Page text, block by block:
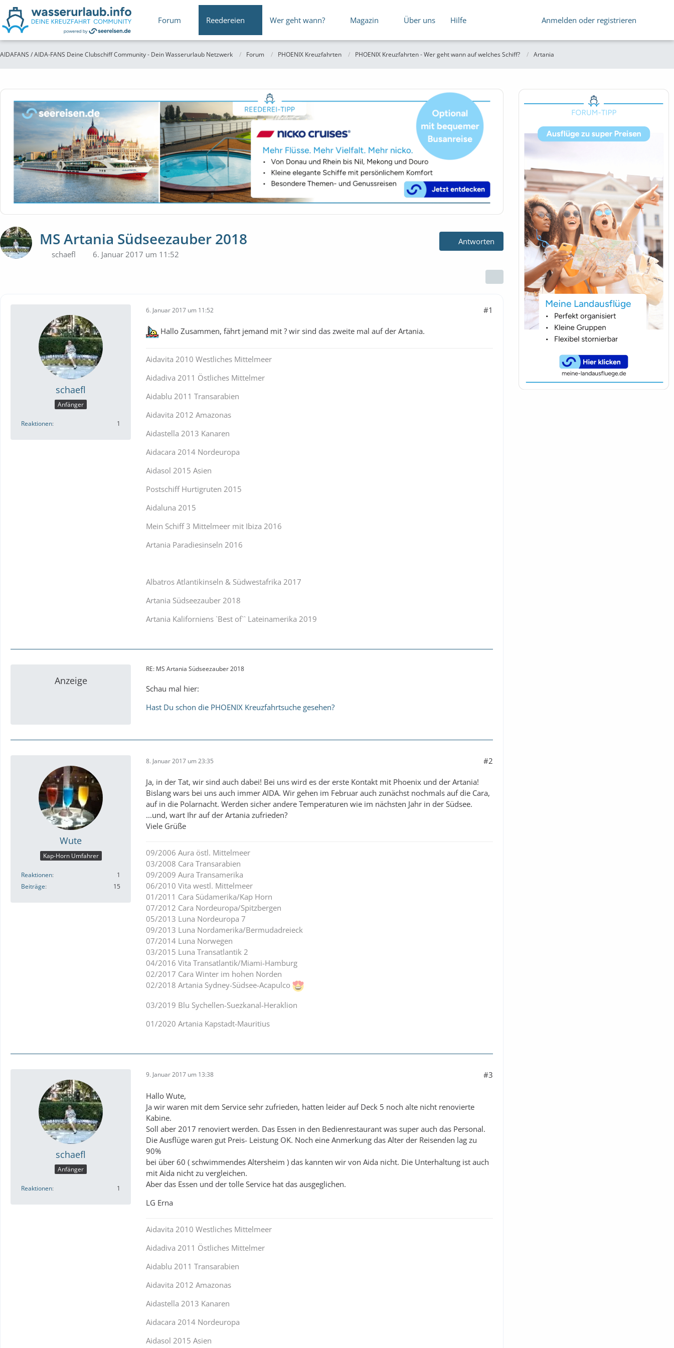
Forum Reedereien Wer geht wann? Magazin Über uns Hilfe Anmelden oder registrieren
AIDAFANS / AIDA-FANS Deine Clubschiff Community - Dein Wasserurlaub Netzwerk Forum PHOENIX Kreuzfahrten PHOENIX Kreuzfahrten - Wer geht wann auf welches Schiff? Artania
MS Artania Südseezauber 2018
schaefl 6. Januar 2017 um 11:52
Antworten
schaefl
Anfänger
Reaktionen 1
6. Januar 2017 um 11:52 #1
Hallo Zusammen, fährt jemand mit ? wir sind das zweite mal auf der Artania.
Aidavita 2010 Westliches Mittelmeer
Aidadiva 2011 Östliches Mittelmer
Aidablu 2011 Transarabien
Aidavita 2012 Amazonas
Aidastella 2013 Kanaren
Aidacara 2014 Nordeuropa
Aidasol 2015 Asien
Postschiff Hurtigruten 2015
Aidaluna 2015
Mein Schiff 3 Mittelmeer mit Ibiza 2016
Artania Paradiesinseln 2016
Albatros Atlantikinseln & Südwestafrika 2017
Artania Südseezauber 2018
Artania Kaliforniens `Best of`` Lateinamerika 2019
Anzeige
RE: MS Artania Südseezauber 2018
Schau mal hier:
Hast Du schon die PHOENIX Kreuzfahrtsuche gesehen?
Wute
Kap-Horn Umfahrer
Reaktionen
1
Beiträge
15
8. Januar 2017 um 23:35 #2
Ja, in der Tat, wir sind auch dabei! Bei uns wird es der erste Kontakt mit Phoenix und der Artania!
Bislang wars bei uns auch immer AIDA. Wir gehen im Februar auch zunächst nochmals auf die Cara,
auf in die Polarnacht. Werden sicher andere Temperaturen wie im nächsten Jahr in der Südsee.
...und, wart Ihr auf der Artania zufrieden?
Viele Grüße
09/2006 Aura östl. Mittelmeer
03/2008 Cara Transarabien
09/2009 Aura Transamerika
06/2010 Vita westl. Mittelmeer
01/2011 Cara Südamerika/Kap Horn
07/2012 Cara Nordeuropa/Spitzbergen
05/2013 Luna Nordeuropa 7
09/2013 Luna Nordamerika/Bermudadreieck
07/2014 Luna Norwegen
03/2015 Luna Transatlantik 2
04/2016 Vita Transatlantik/Miami-Hamburg
02/2017 Cara Winter im hohen Norden
02/2018 Artania Sydney-Südsee-Acapulco
03/2019 Blu Sychellen-Suezkanal-Heraklion
01/2020 Artania Kapstadt-Mauritius
schaefl
Anfänger
Reaktionen 1
9. Januar 2017 um 13:38 #3
Hallo Wute,
Ja wir waren mit dem Service sehr zufrieden, hatten leider auf Deck 5 noch alte nicht renovierte
Kabine.
Soll aber 2017 renoviert werden. Das Essen in den Bedienrestaurant was super auch das Personal.
Die Ausflüge waren gut Preis- Leistung OK. Noch eine Anmerkung das Alter der Reisenden lag zu
90%
bei über 60 ( schwimmendes Altersheim ) das kannten wir von Aida nicht. Die Unterhaltung ist auch
mit Aida nicht zu vergleichen.
Aber das Essen und der tolle Service hat das ausgeglichen.
LG Erna
Aidavita 2010 Westliches Mittelmeer
Aidadiva 2011 Östliches Mittelmer
Aidablu 2011 Transarabien
Aidavita 2012 Amazonas
Aidastella 2013 Kanaren
Aidacara 2014 Nordeuropa
Aidasol 2015 Asien